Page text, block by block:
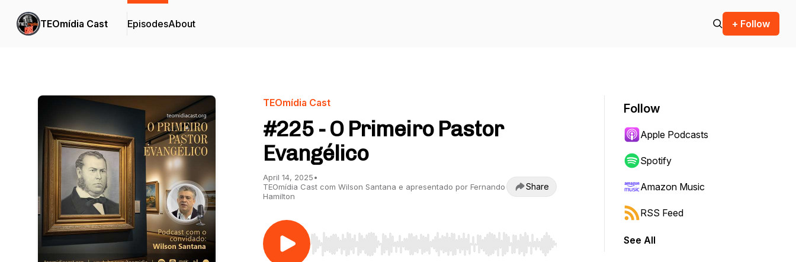
TEOmídia Cast EpisodesAbout + Follow
TEOmídia Cast
#225 - O Primeiro Pastor
Evangélico
April 14, 2025•
TEOmídia Cast com Wilson Santana e apresentado por Fernando
Hamilton
Share
Use Left/Right to seek, Home/End to jump to start or end. Hold shift to jump forward or backward.
Follow
Apple Podcasts
Spotify
Amazon Music
RSS Feed
See All